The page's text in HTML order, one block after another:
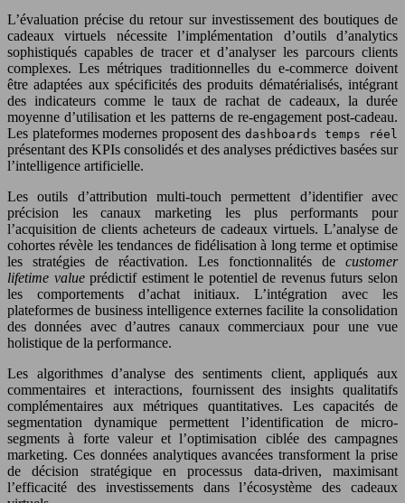
L’évaluation précise du retour sur investissement des boutiques de
cadeaux virtuels nécessite l’implémentation d’outils d’analytics
sophistiqués capables de tracer et d’analyser les parcours clients
complexes. Les métriques traditionnelles du e-commerce doivent
être adaptées aux spécificités des produits dématérialisés, intégrant
des indicateurs comme le taux de rachat de cadeaux, la durée
moyenne d’utilisation et les patterns de re-engagement post-cadeau.
Les plateformes modernes proposent des dashboards temps réel
présentant des KPIs consolidés et des analyses prédictives basées sur
l’intelligence artificielle.
Les outils d’attribution multi-touch permettent d’identifier avec
précision les canaux marketing les plus performants pour
l’acquisition de clients acheteurs de cadeaux virtuels. L’analyse de
cohortes révèle les tendances de fidélisation à long terme et optimise
les stratégies de réactivation. Les fonctionnalités de customer
lifetime valueprédictif estiment le potentiel de revenus futurs selon
les comportements d’achat initiaux. L’intégration avec les
plateformes de business intelligence externes facilite la consolidation
des données avec d’autres canaux commerciaux pour une vue
holistique de la performance.
Les algorithmes d’analyse des sentiments client, appliqués aux
commentaires et interactions, fournissent des insights qualitatifs
complémentaires aux métriques quantitatives. Les capacités de
segmentation dynamique permettent l’identification de micro-
segments à forte valeur et l’optimisation ciblée des campagnes
marketing. Ces données analytiques avancées transforment la prise
de décision stratégique en processus data-driven, maximisant
l’efficacité des investissements dans l’écosystème des cadeaux